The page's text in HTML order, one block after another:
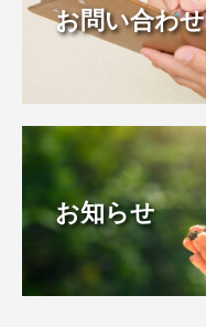
お問い合わせ
お知らせ